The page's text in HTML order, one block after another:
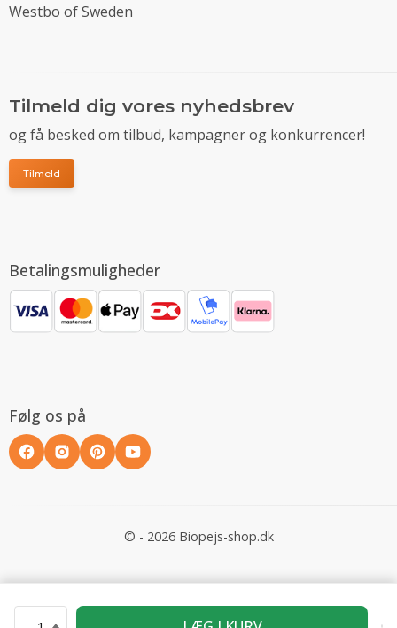
Westbo of Sweden
Tilmeld dig vores nyhedsbrev
og få besked om tilbud, kampagner og konkurrencer!
Tilmeld
Betalingsmuligheder
Følg os på
© - 2026 Biopejs-shop.dk